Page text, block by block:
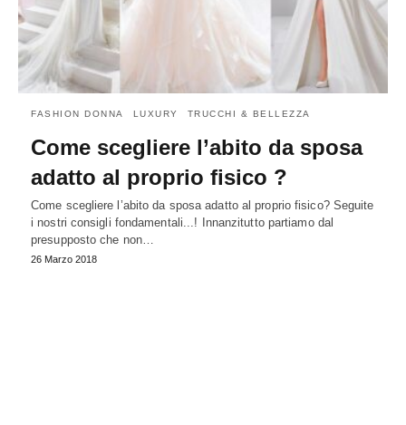
FASHION DONNA LUXURY TRUCCHI & BELLEZZA
Come scegliere l’abito da sposa
adatto al proprio fisico ?
Come scegliere l’abito da sposa adatto al proprio fisico? Seguite
i nostri consigli fondamentali...! Innanzitutto partiamo dal
presupposto che non…
26 Marzo 2018